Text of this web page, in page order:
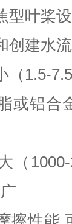
型叶桨
创建水
（1.5-
或铝合
（
擦性能,